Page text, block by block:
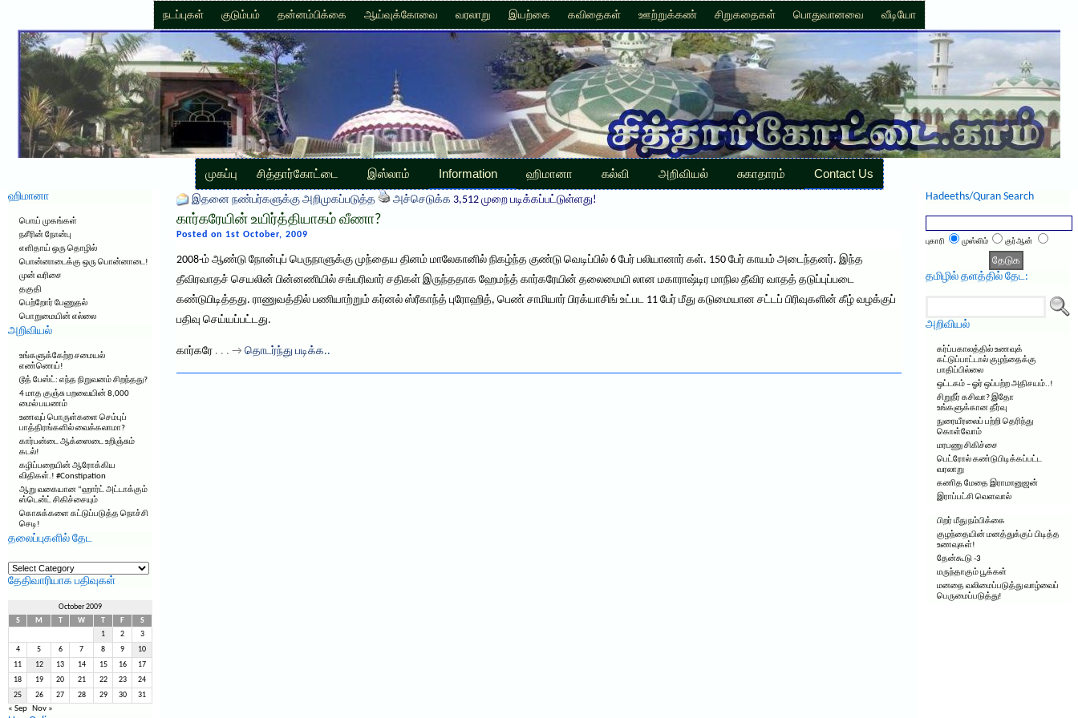
நடப்புகள் குடும்பம் தன்னம்பிக்கை ஆய்வுக்கோவை வரலாறு இயற்கை கவிதைகள் ஊற்றுக்கண் சிறுகதைகள் பொதுவானவை வீடியோ
முகப்பு சித்தார்கோட்டை இஸ்லாம் Information ஹிமானா கல்வி அறிவியல் சுகாதாரம் Contact Us
ஹிமானா
பொய் முகங்கள்
நசீரின் நோன்பு
எளிதாய் ஒரு தொழில்
பொன்னாடைக்கு ஒரு பொன்னாடை!
முன் வரிசை
தகுதி
பெற்றோர் பேணுதல்
பொறுமையின் எல்லை
அறிவியல்
உங்களுக்கேற்ற சமையல்
எண்ணெய்!
டூத் பேஸ்ட்: எந்த நிறுவனம் சிறந்தது?
4 மாத குஞ்சு பறவையின் 8,000
மைல் பயணம்
உணவுப் பொருள்களை செம்புப்
பாத்திரங்களில் வைக்கலாமா?
கார்பன்டை ஆக்ஸைடை உறிஞ்சும்
கடல்!
கழிப்பறையின் ஆரோக்கிய
விதிகள்.! #Constipation
ஆறு வகையான “ஹார்ட் அட்டாக்கும்
ஸ்டென்ட் சிகிச்சையும்
கொசுக்களை கட்டுப்படுத்த நொச்சி
செடி!
தலைப்புகளில் தேட
தலைப்புகளில்
தேட
தேதிவாரியாக பதிவுகள்
October 2009
S
M W F
S
1
2 3
4 5 6 7 8 9 10
11 12 13 14 15 16 17
18 19 20 21 22 23 24
25 26 27 28 29 30 31
« Sep Nov »
இதனை நண்பர்களுக்கு அறிமுகப்படுத்த அச்செடுக்க 3,512 முறை படிக்கப்பட்டுள்ளது!
கார்கரேயின் உயிர்த்தியாகம் வீணா?
Posted on 1st October, 2009
2008-ம் ஆண்டு நோன்புப் பெருநாளுக்கு முந்தைய தினம் மாலேகானில் நிகழ்ந்த குண்டு வெடிப்பில் 6 பேர் பலியானார் கள். 150 பேர் காயம் அடைந்தனர். இந்த
தீவிரவாதச் செயலின் பின்னணியில் சங்பரிவார் சதிகள் இருந்ததாக ஹேமந்த் கார்கரேயின் தலைமையி லான மகாராஷ்டிர மாநில தீவிர வாதத் தடுப்புப்படை
கண்டுபிடித்தது. ராணுவத்தில் பணியாற்றும் கர்னல் ஸ்ரீகாந்த் புரோஹித், பெண் சாமியார் பிரக்யாசிங் உட்பட 11 பேர் மீது கடுமையான சட்டப் பிரிவுகளின் கீழ் வழக்குப்
பதிவு செய்யப்பட்டது.
கார்கரே . . . → தொடர்ந்து படிக்க..
Hadeeths/Quran Search
புகாரி முஸ்லிம் குர்ஆன்
தமிழில் தளத்தில் தேட:
அறிவியல்
கர்ப்பகாலத்தில் உணவுக்
கட்டுப்பாட்டால் குழந்தைக்கு
பாதிப்பில்லை
ஒட்டகம் – ஓர் ஒப்பற்ற அதிசயம்..!
சிறுநீர் கசிவா? இதோ
உங்களுக்கான தீர்வு
நுரையீரலைப் பற்றி தெரிந்து
கொள்வோம்
மரபணு சிகிச்சை
பெட்ரோல் கண்டுபிடிக்கப்பட்ட
வரலாறு
கணித மேதை இராமானுஜன்
இராப்பட்சி வெளவால்
பிறர் மீது நம்பிக்கை
குழந்தையின் மனத்துக்குப் பிடித்த
உணவுகள்!
தேன்கூடு -3
மருந்தாகும் பூக்கள்
மனதை வலிமைப்படுத்து வாழ்வைப்
பெருமைப்படுத்து!